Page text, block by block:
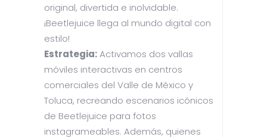
original, divertida e inolvidable.
¡Beetlejuice llega al mundo digital con
estilo!
Estrategia:Activamos dos vallas
móviles interactivas en centros
comerciales del Valle de México y
Toluca, recreando escenarios icónicos
de Beetlejuice para fotos
instagrameables. Además, quienes